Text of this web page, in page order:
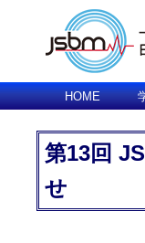
HOME
第13回
せ